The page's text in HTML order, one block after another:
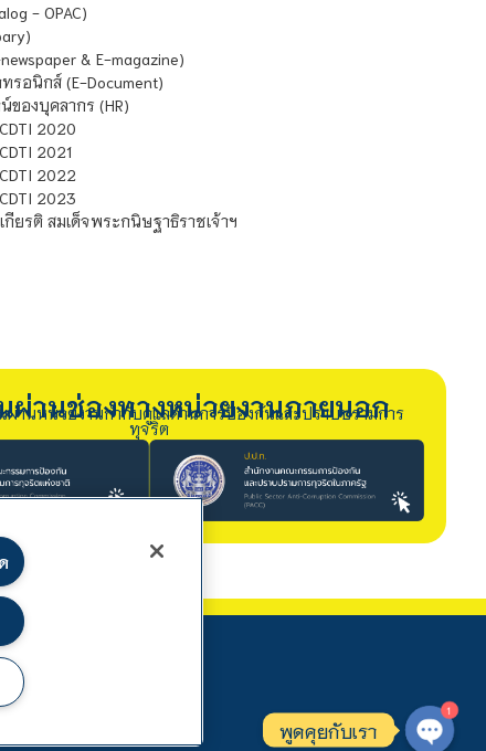
- OPAC)
& E-magazine)
รอนิกส์ (E-Document)
ของบุคลากร (HR)
2020
2021
2022
2023
ยรติ สมเด็จพระกนิษฐาธิราชเจ้าฯ
ผ่านช่องทางหน่วยงานภายนอก
ผ่านหน่วยงานกำกับดูแลด้านการป้องกันและปราบปรามการ
ทุจริต
พูดคุยกับเรา
1